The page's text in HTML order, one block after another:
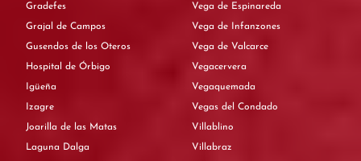
Gradefes
Grajal de Campos
Gusendos de los Oteros
Hospital de Órbigo
Igüeña
Izagre
Joarilla de las Matas
Laguna Dalga
Vega de Espinareda
Vega de Infanzones
Vega de Valcarce
Vegacervera
Vegaquemada
Vegas del Condado
Villablino
Villabraz